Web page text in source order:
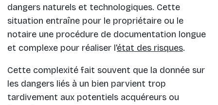
dangers naturels et technologiques. Cette
situation entraîne pour le propriétaire ou le
notaire une procédure de documentation longue
et complexe pour réaliser l'état des risques.
Cette complexité fait souvent que la donnée sur
les dangers liés à un bien parvient trop
tardivement aux potentiels acquéreurs ou